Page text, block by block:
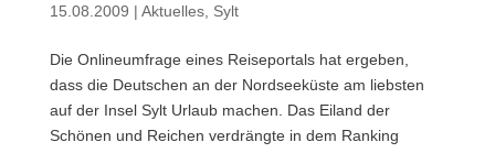
15.08.2009 | Aktuelles, Sylt
Die Onlineumfrage eines Reiseportals hat ergeben,
dass die Deutschen an der Nordseeküste am liebsten
auf der Insel Sylt Urlaub machen. Das Eiland der
Schönen und Reichen verdrängte in dem Ranking